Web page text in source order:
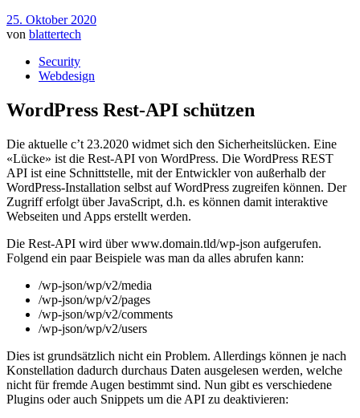
25. Oktober 2020
von blattertech
Security
Webdesign
WordPress Rest-API schützen
Die aktuelle c’t 23.2020 widmet sich den Sicherheitslücken. Eine
«Lücke» ist die Rest-API von WordPress. Die WordPress REST
API ist eine Schnittstelle, mit der Entwickler von außerhalb der
WordPress-Installation selbst auf WordPress zugreifen können. Der
Zugriff erfolgt über JavaScript, d.h. es können damit interaktive
Webseiten und Apps erstellt werden.
Die Rest-API wird über www.domain.tld/wp-json aufgerufen.
Folgend ein paar Beispiele was man da alles abrufen kann:
/wp-json/wp/v2/media
/wp-json/wp/v2/pages
/wp-json/wp/v2/comments
/wp-json/wp/v2/users
Dies ist grundsätzlich nicht ein Problem. Allerdings können je nach
Konstellation dadurch durchaus Daten ausgelesen werden, welche
nicht für fremde Augen bestimmt sind. Nun gibt es verschiedene
Plugins oder auch Snippets um die API zu deaktivieren: